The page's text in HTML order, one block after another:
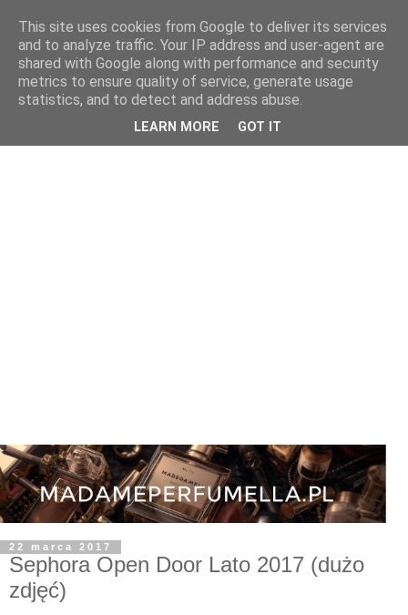
22 marca 2017
Sephora Open Door Lato 2017 (dużo
zdjęć)
This site uses cookies from Google to deliver its services
and to analyze traffic. Your IP address and user-agent are
shared with Google along with performance and security
metrics to ensure quality of service, generate usage
statistics, and to detect and address abuse.
LEARN MORE GOT IT